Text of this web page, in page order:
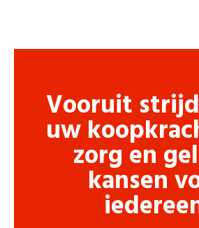
Vooruit
uw
zorg en
kansen